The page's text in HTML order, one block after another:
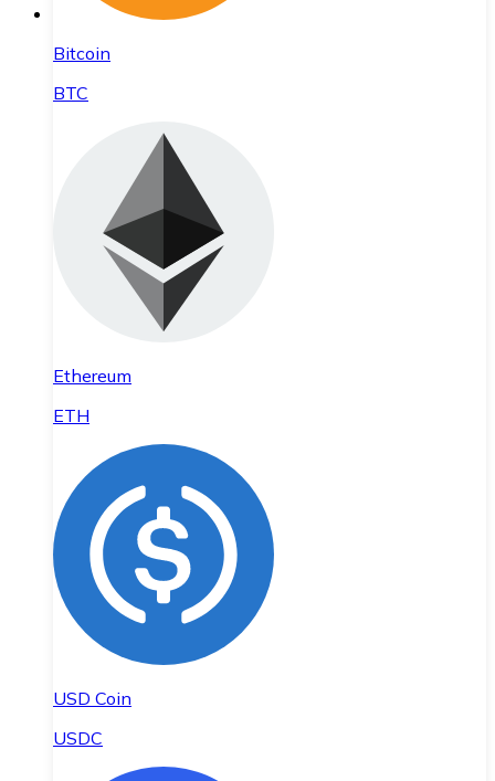
Bitcoin
BTC
Ethereum
ETH
USD Coin
USDC